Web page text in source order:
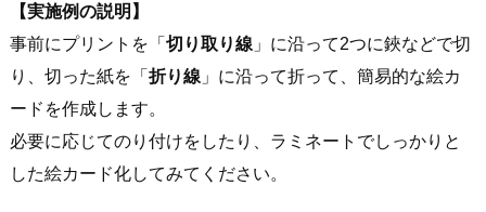
【実施例の説明】
事前にプリントを「 切り取り線 」に沿って2つに鋏などで切
り、切った紙を「 折り線 」に沿って折って、簡易的な絵カ
ードを作成します。
必要に応じてのり付けをしたり、ラミネートでしっかりと
した絵カード化してみてください。